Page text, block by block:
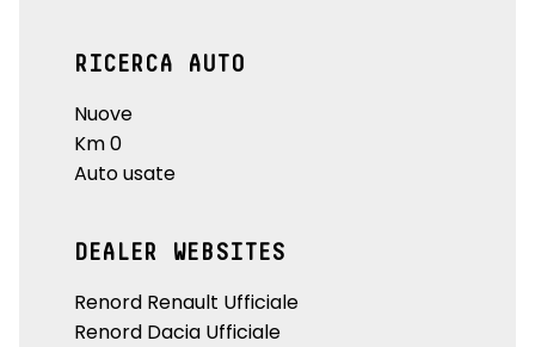
RICERCA AUTO
Nuove
Km 0
Auto usate
DEALER WEBSITES
Renord Renault Ufficiale
Renord Dacia Ufficiale